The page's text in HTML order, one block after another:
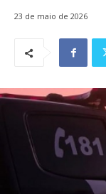
23 de maio de 2026